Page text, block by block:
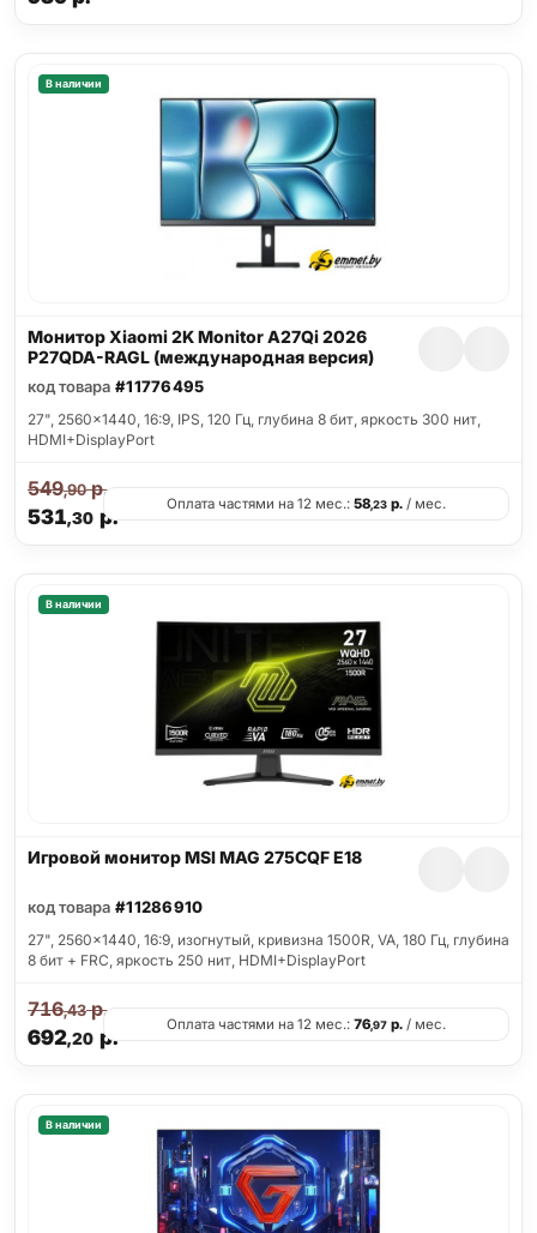
В наличии
Монитор Xiaomi 2K Monitor A27Qi 2026
P27QDA-RAGL (международная версия)
код товара #11776495
27", 2560x1440, 16:9, IPS, 120 Гц, глубина 8 бит, яркость 300 нит,
HDMI+DisplayPort
531,30р.
549,90р.
Оплата частями на 12 мес.: 58,23 р. / мес.
В наличии
Игровой монитор MSI MAG 275CQF E18
код товара #11286910
27", 2560x1440, 16:9, изогнутый, кривизна 1500R, VA, 180 Гц, глубина
8 бит + FRC, яркость 250 нит, HDMI+DisplayPort
692,20р.
716,43р.
Оплата частями на 12 мес.: 76,97 р. / мес.
В наличии